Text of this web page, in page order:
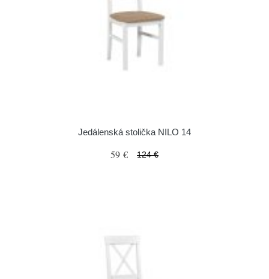
Jedálenská stolička NILO 14
59 € 124 €